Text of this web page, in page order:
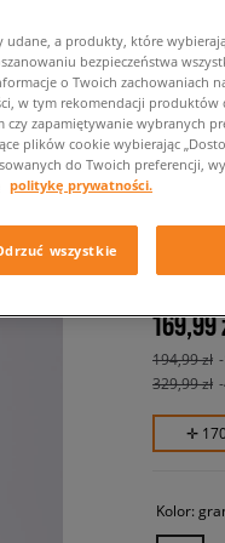
NEW
169,99
194,99 zł
329,99 zł
✛
Kolor:
udane, a produkty, które
bezpieczeństwa
o Twoich zachowaniach
w tym rekomendacji produktów
zapamiętywanie wybranych
plików cookie wybierając
do Twoich preferencji,
politykę prywatności.
wszystkie